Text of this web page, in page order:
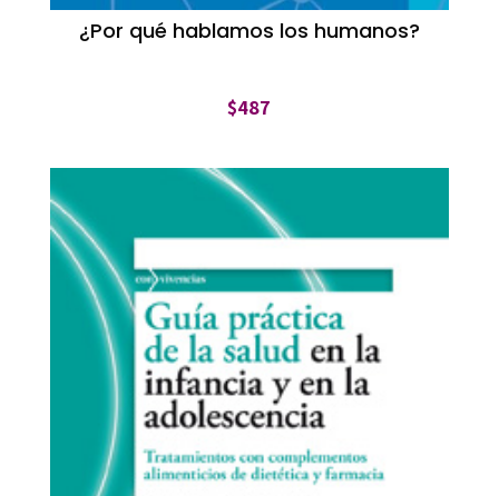
¿Por qué hablamos los humanos?
$487